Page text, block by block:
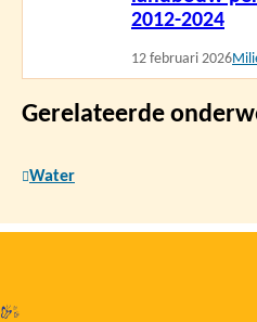
2012-2024
12 februari 2026
Gerelateerde
Water